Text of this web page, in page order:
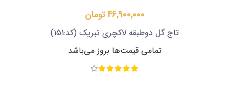
46,900,000 تومان
تاج گل دوطبقه لاکچری تبریک (کد:151)
تمامی قیمت‌ها بروز می‌باشد